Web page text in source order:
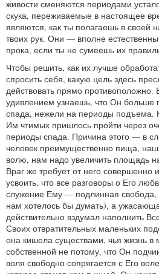
живости сменяются периодами
скука, переживаемые в настоящее
являются, как ты полагаешь в своей
твоих рук. Они — вполне
прока, если ты не сумеешь их
Чтобы решить, как их лучше
спросить себя, какую цель здесь
действовать прямо противоположно.
удивлением узнаешь, что Он больше
спада, нежели на периоды подъема.
Им чтимых пришлось пройти через
периоды спада. Причина этого — в
человек преимущественно пища,
волю, нам надо увеличить площадь
Враг же требует от него совершенно
усвоить, что все разговоры о Его
служение Ему — подлинная свобода,
нам хотелось бы думать), а
действительно вздумал наполнить
Своих отвратительных маленьких
она кишела существами, чья жизнь
собственной не потому, что Он
воля свободно сопрягается с Его